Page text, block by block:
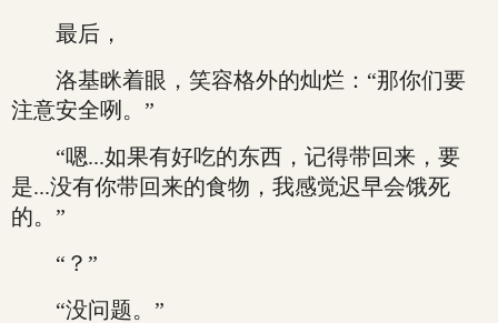
最后，
洛基眯着眼，笑容格外的灿烂：“那你们要
注意安全咧。”
“嗯...如果有好吃的东西，记得带回来，要
是...没有你带回来的食物，我感觉迟早会饿死
的。”
“？”
“没问题。”